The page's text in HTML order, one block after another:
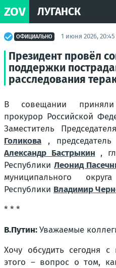
ZOV ЛУГАНСК
ОФИЦИАЛЬНО 1 июня 2026, 20:45
Президент провёл
поддержки
расследования
В совещании приняли
прокурор Российской
Заместитель
Голикова , председатель
Александр Бастрыкин ,
РеспубликиЛеонид
муниципального
Республики Владимир
* * *
В.Путин:Уважаемые
Хочу обсудить сегодня
этого – вопрос о том,